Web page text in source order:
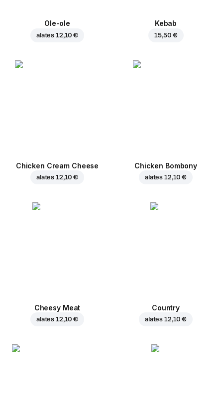
Ole-ole
alates 12,10 €
Kebab
15,50 €
Chicken Cream Cheese
alates 12,10 €
Chicken Bombony
alates 12,10 €
Cheesy Meat
alates 12,10 €
Country
alates 12,10 €